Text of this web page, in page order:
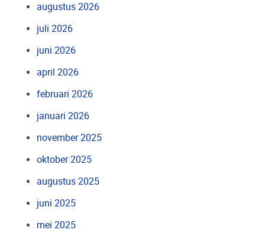
augustus 2026
juli 2026
juni 2026
april 2026
februari 2026
januari 2026
november 2025
oktober 2025
augustus 2025
juni 2025
mei 2025